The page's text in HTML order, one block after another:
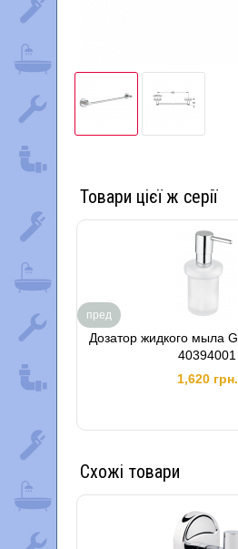
Товари цієї ж серії
Дозатор жидкого мыла
40394001
1,620 грн.
пред
Схожі товари